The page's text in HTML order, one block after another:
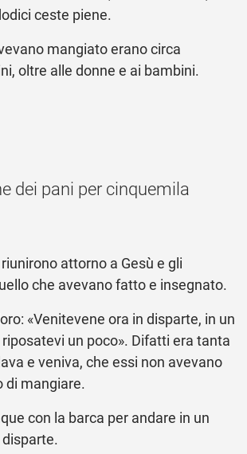
ceste piene.
mangiato erano circa
oltre alle donne e ai bambini.
dei pani per cinquemila
attorno a Gesù e gli
che avevano fatto e insegnato.
«Venitevene ora in disparte, in un
riposatevi un poco». Difatti era tanta
e veniva, che essi non avevano
di mangiare.
con la barca per andare in un
disparte.